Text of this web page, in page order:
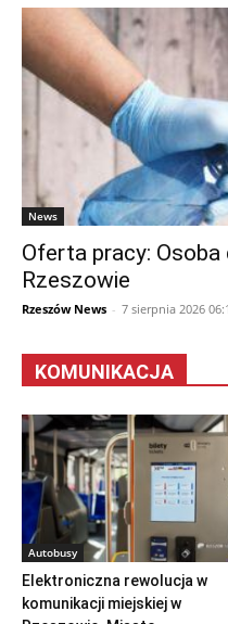
News
Oferta pracy:
Rzeszowie
Rzeszów News - 7 sierpnia 2026
KOMUNIKACJA
Autobusy
Elektroniczna rewolucja w
komunikacji miejskiej w